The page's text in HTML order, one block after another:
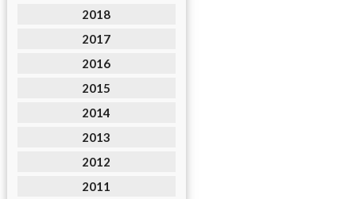
2018
2017
2016
2015
2014
2013
2012
2011